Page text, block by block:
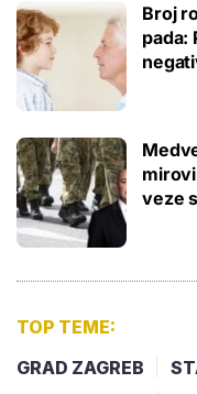
Broj
pada:
veze
TOP TEME:
GRAD ZAGREB